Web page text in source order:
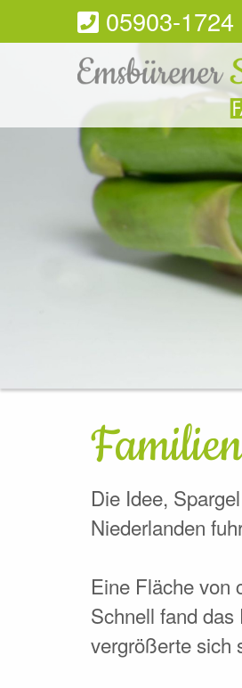
05903-1724
Die Idee,
Niederlanden
Eine Fläche von
Schnell fand
vergrößerte sich